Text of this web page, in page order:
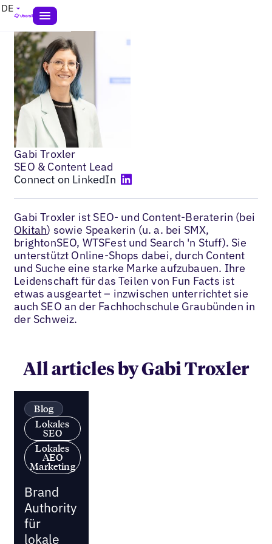
DE
Gabi Troxler
SEO & Content Lead
Connect on LinkedIn
Gabi Troxler ist SEO- und Content-Beraterin (bei
Okitah) sowie Speakerin (u. a. bei SMX,
brightonSEO, WTSFest und Search 'n Stuff). Sie
unterstützt Online-Shops dabei, durch Content
und Suche eine starke Marke aufzubauen. Ihre
Leidenschaft für das Teilen von Fun Facts ist
etwas ausgeartet – inzwischen unterrichtet sie
auch SEO an der Fachhochschule Graubünden in
der Schweiz.
All articles by Gabi Troxler
Blog
Lokales
SEO
Lokales
AEO
Marketing
Brand
Authority
für
lokale